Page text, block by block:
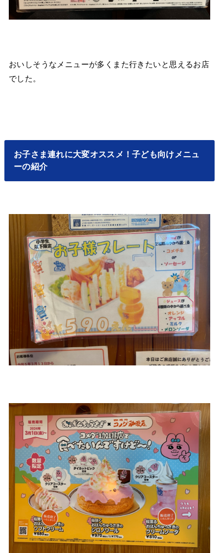
おいしそうなメニューが多くまた行きたいと思えるお店
でした。
お子さま連れに大変オススメ！子ども向けメニュ
ーの紹介